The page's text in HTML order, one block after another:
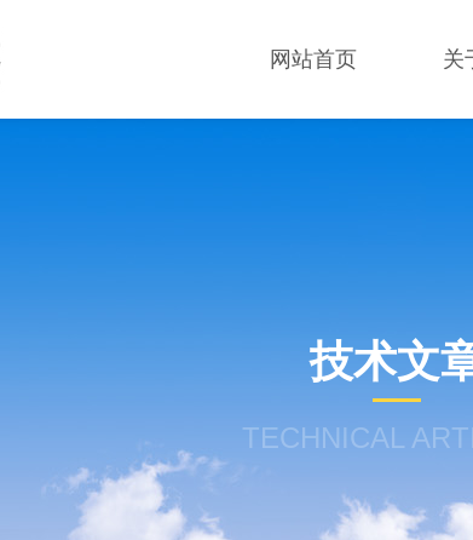
网站首页 关
技术文
TECHNICAL